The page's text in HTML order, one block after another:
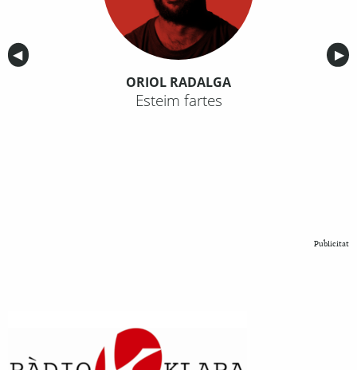
Anterior
◀︎ ▶︎
ORIOL RADALGA
Esteim fartes
Publicitat